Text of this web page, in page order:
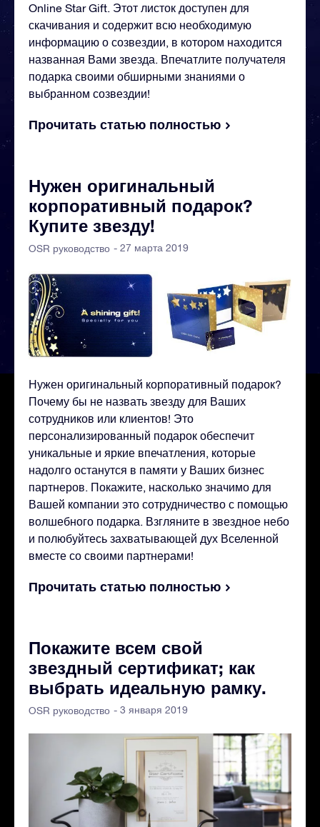
Online Star Gift. Этот листок доступен для
скачивания и содержит всю необходимую
информацию о созвездии, в котором находится
названная Вами звезда. Впечатлите получателя
подарка своими обширными знаниями о
выбранном созвездии!
Прочитать статью полностью
Нужен оригинальный
корпоративный подарок?
Купите звезду!
OSR руководство - 27 марта 2019
Нужен оригинальный корпоративный подарок?
Почему бы не назвать звезду для Ваших
сотрудников или клиентов! Это
персонализированный подарок обеспечит
уникальные и яркие впечатления, которые
надолго останутся в памяти у Ваших бизнес
партнеров. Покажите, насколько значимо для
Вашей компании это сотрудничество с помощью
волшебного подарка. Взгляните в звездное небо
и полюбуйтесь захватывающей дух Вселенной
вместе со своими партнерами!
Прочитать статью полностью
Покажите всем свой
звездный сертификат; как
выбрать идеальную рамку.
OSR руководство - 3 января 2019